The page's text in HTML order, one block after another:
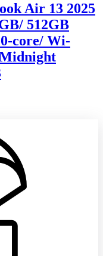
Air 13 2025
512GB
core/ Wi-